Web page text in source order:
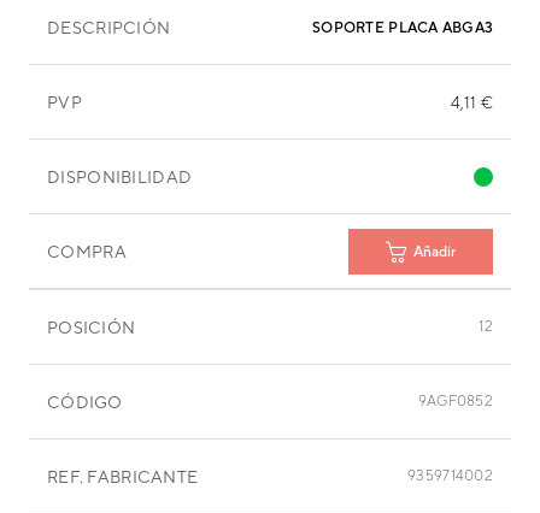
DESCRIPCIÓN SOPORTE PLACA ABGA30LATH
PVP 4,11 €
DISPONIBILIDAD
COMPRA Añadir
POSICIÓN 12
CÓDIGO 9AGF0852
REF. FABRICANTE 9359714002